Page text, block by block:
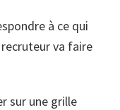
à ce qui
va faire
sur une grille